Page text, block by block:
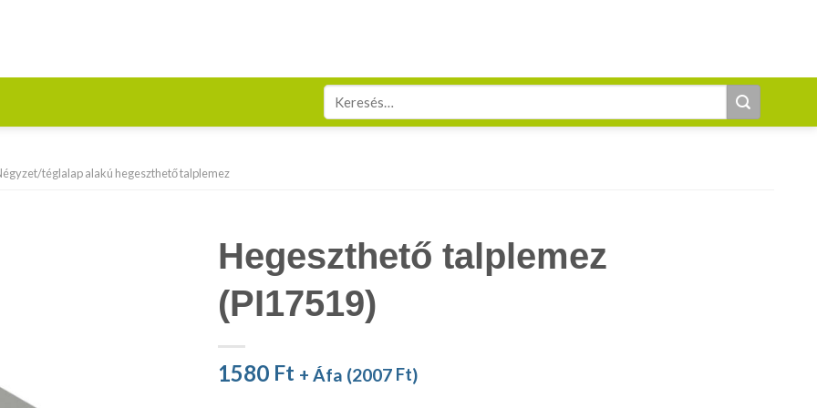
Keresés
következőre:
téglalap alakú hegeszthető talplemez
Hegeszthető talplemez
(PI17519)
1580 Ft + Áfa (2007 Ft)